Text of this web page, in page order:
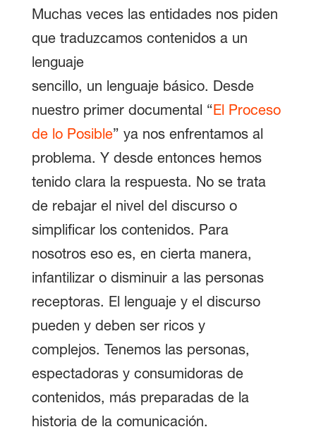
Muchas veces las entidades nos piden
que traduzcamos contenidos a un
lenguaje
sencillo, un lenguaje básico. Desde
nuestro primer documental “El Proceso
de lo Posible” ya nos enfrentamos al
problema. Y desde entonces hemos
tenido clara la respuesta. No se trata
de rebajar el nivel del discurso o
simplificar los contenidos. Para
nosotros eso es, en cierta manera,
infantilizar o disminuir a las personas
receptoras. El lenguaje y el discurso
pueden y deben ser ricos y
complejos. Tenemos las personas,
espectadoras y consumidoras de
contenidos, más preparadas de la
historia de la comunicación.